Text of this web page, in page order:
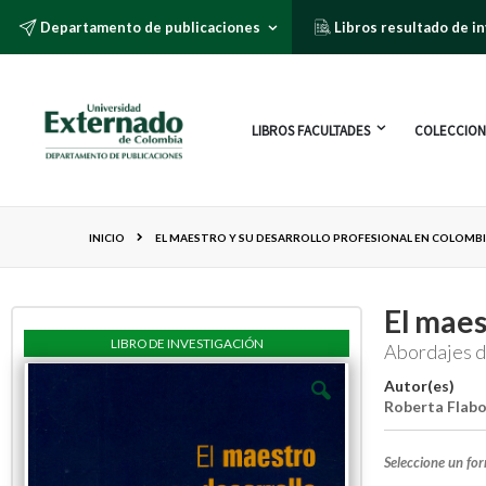
Departamento de publicaciones Libros resultado de
LIBROS FACULTADES
INICIO EL MAESTRO Y SU DESARROLLO PROFESIONAL EN
El
Abordajes
Autor(es)
Roberta
Seleccione un
LIBRO DE INVESTIGACIÓN